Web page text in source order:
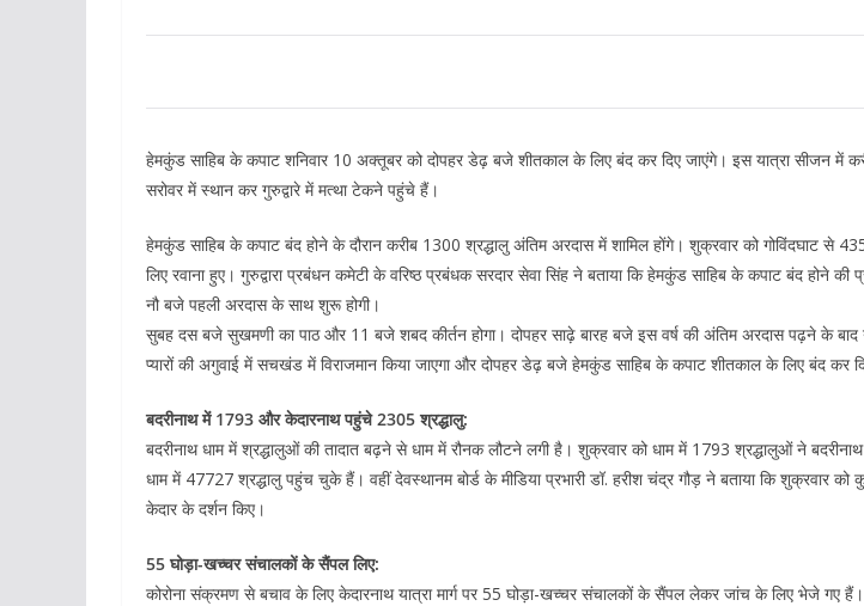
हेमकुंड साहिब के कपाट शनिवार 10 अक्तूबर को दोपहर डेढ़ बजे शीतकाल के लिए बंद कर दिए जाएंगे। इस यात्रा सीजन में
सरोवर में स्थान कर गुरुद्वारे में मत्था टेकने पहुंचे हैं।
हेमकुंड साहिब के कपाट बंद होने के दौरान करीब 1300 श्रद्धालु अंतिम अरदास में शामिल होंगे। शुक्रवार को गोविंदघाट से
लिए रवाना हुए। गुरुद्वारा प्रबंधन कमेटी के वरिष्ठ प्रबंधक सरदार सेवा सिंह ने बताया कि हेमकुंड साहिब के कपाट बंद होने की
नौ बजे पहली अरदास के साथ शुरू होगी।
सुबह दस बजे सुखमणी का पाठ और 11 बजे शबद कीर्तन होगा। दोपहर साढ़े बारह बजे इस वर्ष की अंतिम अरदास पढ़ने के
प्यारों की अगुवाई में सचखंड में विराजमान किया जाएगा और दोपहर डेढ़ बजे हेमकुंड साहिब के कपाट शीतकाल के लिए बंद कर
बदरीनाथ में 1793 और केदारनाथ पहुंचे 2305 श्रद्धालु:
बदरीनाथ धाम में श्रद्धालुओं की तादात बढ़ने से धाम में रौनक लौटने लगी है। शुक्रवार को धाम में 1793 श्रद्धालुओं ने
धाम में 47727 श्रद्धालु पहुंच चुके हैं। वहीं देवस्थानम बोर्ड के मीडिया प्रभारी डॉ. हरीश चंद्र गौड़ ने बताया कि शुक्रवार
केदार के दर्शन किए।
55 घोड़ा-खच्चर संचालकों के सैंपल लिए:
कोरोना संक्रमण से बचाव के लिए केदारनाथ यात्रा मार्ग पर 55 घोड़ा-खच्चर संचालकों के सैंपल लेकर जांच के लिए भेजे गए हैं।